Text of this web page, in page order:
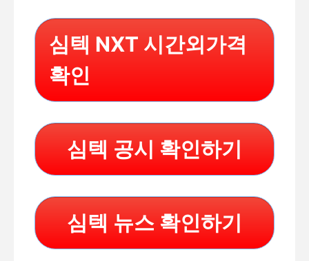
심텍 NXT 시간외가격
확인
심텍 공시 확인하기
심텍 뉴스 확인하기